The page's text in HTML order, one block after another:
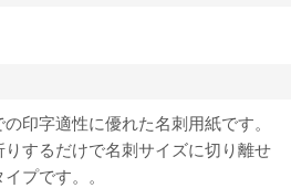
印字適性に優れた名刺用紙です。
するだけで名刺サイズに切り離せ
プです。。